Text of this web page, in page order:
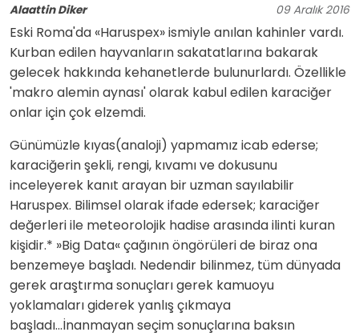
Alaattin Diker 09 Aralık 2016
Eski Roma'da «Haruspex» ismiyle anılan kahinler vardı.
Kurban edilen hayvanların sakatatlarına bakarak
gelecek hakkında kehanetlerde bulunurlardı. Özellikle
'makro alemin aynası' olarak kabul edilen karaciğer
onlar için çok elzemdi.
Günümüzle kıyas(analoji) yapmamız icab ederse;
karaciğerin şekli, rengi, kıvamı ve dokusunu
inceleyerek kanıt arayan bir uzman sayılabilir
Haruspex. Bilimsel olarak ifade edersek; karaciğer
değerleri ile meteorolojik hadise arasında ilinti kuran
kişidir.* »Big Data« çağının öngörüleri de biraz ona
benzemeye başladı. Nedendir bilinmez, tüm dünyada
gerek araştırma sonuçları gerek kamuoyu
yoklamaları giderek yanlış çıkmaya
başladı...İnanmayan seçim sonuçlarına baksın